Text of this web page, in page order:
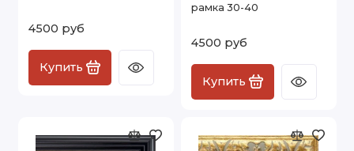
4500 руб
Купить
рамка 30-40
4500 руб
Купить